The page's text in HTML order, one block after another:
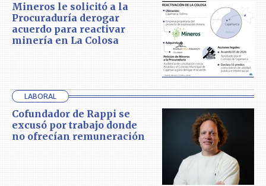
Mineros le solicitó a la
Procuraduría derogar
acuerdo para reactivar
minería en La Colosa
LABORAL
Cofundador de Rappi se
excusó por trabajo donde
no ofrecían remuneración